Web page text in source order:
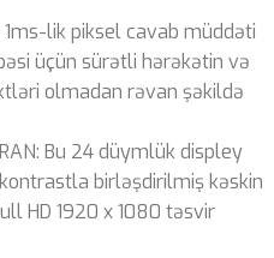
1ms-lik piksel cavab müddəti
üçün sürətli hərəkətin və
olmadan rəvan şəkildə
Bu 24 düymlük displey
birləşdirilmiş kəskin
HD 1920 x 1080 təsvir